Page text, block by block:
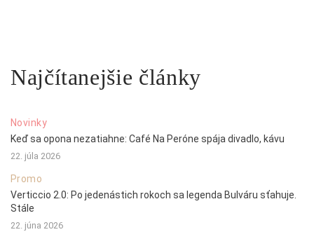
Najčítanejšie články
Novinky
Keď sa opona nezatiahne: Café Na Peróne spája divadlo, kávu
22. júla 2026
Promo
Verticcio 2.0: Po jedenástich rokoch sa legenda Bulváru sťahuje.
Stále
22. júna 2026